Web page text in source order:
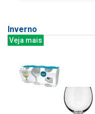
Inverno
Veja mais